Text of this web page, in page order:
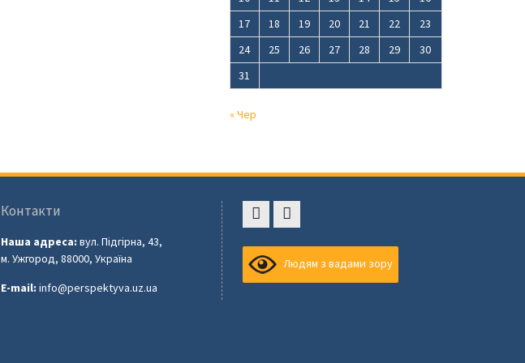
17
18 19 20 21 22
23
24
25 26 27 28 29
30
31
« Чер
Контакти
Наша адреса: вул. Підгірна, 43,
м. Ужгород, 88000, Україна
E-mail: info@perspektyva.uz.ua
Людям з вадами зору